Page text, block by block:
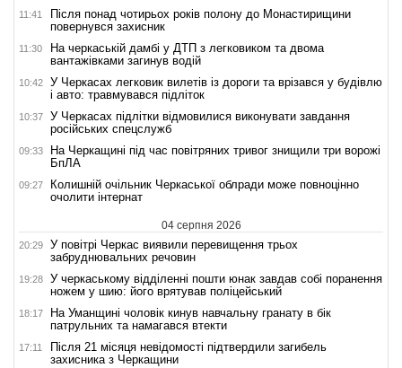
11:41
Після понад чотирьох років полону до Монастирищини
повернувся захисник
11:30
На черкаській дамбі у ДТП з легковиком та двома
вантажівками загинув водій
10:42
У Черкасах легковик вилетів із дороги та врізався у будівлю
і авто: травмувався підліток
10:37
У Черкасах підлітки відмовилися виконувати завдання
російських спецслужб
09:33
На Черкащині під час повітряних тривог знищили три ворожі
БпЛА
09:27
Колишній очільник Черкаської облради може повноцінно
очолити інтернат
04 серпня 2026
20:29
У повітрі Черкас виявили перевищення трьох
забруднювальних речовин
19:28
У черкаському відділенні пошти юнак завдав собі поранення
ножем у шию: його врятував поліцейський
18:17
На Уманщині чоловік кинув навчальну гранату в бік
патрульних та намагався втекти
17:11
Після 21 місяця невідомості підтвердили загибель
захисника з Черкащини